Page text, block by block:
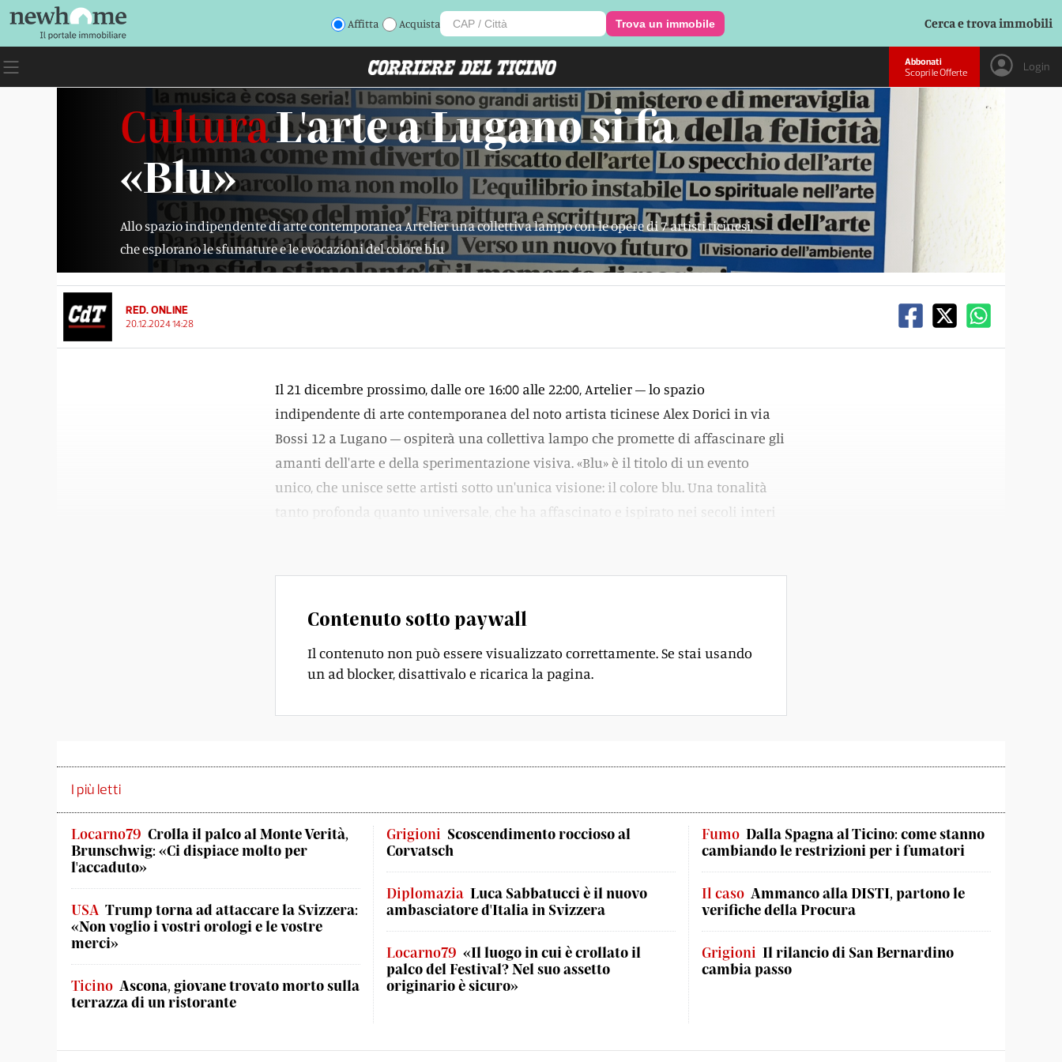
Affitta Acquista Trova un immobile Cerca e trova immobili
Abbonati
Scopri le Offerte
Login
CulturaL'arte a Lugano si fa
«Blu»
Allo spazio indipendente di arte contemporanea Artelier una collettiva lampo con le opere di 7 artisti ticinesi,
che esplorano le sfumature e le evocazioni del colore blu
RED. ONLINE
20.12.2024 14:28
Il 21 dicembre prossimo, dalle ore 16:00 alle 22:00, Artelier – lo spazio
indipendente di arte contemporanea del noto artista ticinese Alex Dorici in via
Bossi 12 a Lugano – ospiterà una collettiva lampo che promette di affascinare gli
amanti dell'arte e della sperimentazione visiva. «Blu» è il titolo di un evento
unico, che unisce sette artisti sotto un'unica visione: il colore blu. Una tonalità
tanto profonda quanto universale, che ha affascinato e ispirato nei secoli interi
Contenuto sotto paywall
Il contenuto non può essere visualizzato correttamente. Se stai usando
un ad blocker, disattivalo e ricarica la pagina.
I più letti
Locarno79 Crolla il palco al Monte Verità,
Brunschwig: «Ci dispiace molto per
l'accaduto»
USA Trump torna ad attaccare la Svizzera:
«Non voglio i vostri orologi e le vostre
merci»
Ticino Ascona, giovane trovato morto sulla
terrazza di un ristorante
Grigioni Scoscendimento roccioso al
Corvatsch
Diplomazia Luca Sabbatucci è il nuovo
ambasciatore d'Italia in Svizzera
Locarno79 «Il luogo in cui è crollato il
palco del Festival? Nel suo assetto
originario è sicuro»
Fumo Dalla Spagna al Ticino: come stanno
cambiando le restrizioni per i fumatori
Il caso Ammanco alla DISTI, partono le
verifiche della Procura
Grigioni Il rilancio di San Bernardino
cambia passo